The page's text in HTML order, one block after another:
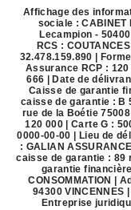
Affichage des
sociale : CABINET
Lecampion -
RCS :
32.478.159.890 |
Assurance RCP : 120
666 | Date de
Caisse de garantie
caisse de garantie : B
rue de la Boétie
120 000 | Carte G :
0000-00-00 | Lieu de
: GALIAN
caisse de garantie : 89
garantie
CONSOMMATION |
94300
Entreprise